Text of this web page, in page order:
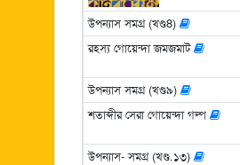
উপন্যাস সমগ্র (খণ্ড8)
রহস্য গোয়েন্দা জমজমাট
উপন্যাস সমগ্র (খণ্ড৯)
শতাব্দীর সেরা গোয়েন্দা গল্প
উপন্যাস- সমগ্র (খণ্ড.১৩)